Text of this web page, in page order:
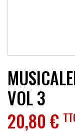
VOL 3
20,80 €